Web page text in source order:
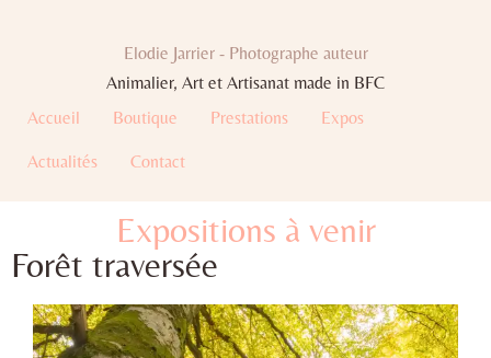
Elodie Jarrier - Photographe auteur
Animalier, Art et Artisanat made in BFC
Accueil
Boutique Prestations Expos
Actualités Contact
Expositions à venir
Forêt traversée